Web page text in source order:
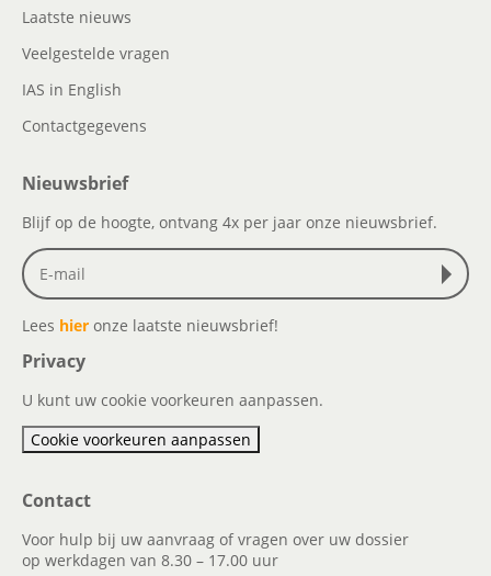
Laatste nieuws
Veelgestelde vragen
IAS in English
Contactgegevens
Nieuwsbrief
Blijf op de hoogte, ontvang 4x per jaar onze nieuwsbrief.
Lees hier onze laatste nieuwsbrief!
Privacy
U kunt uw cookie voorkeuren aanpassen.
Cookie voorkeuren aanpassen
Contact
Voor hulp bij uw aanvraag of vragen over uw dossier
op werkdagen van 8.30 – 17.00 uur